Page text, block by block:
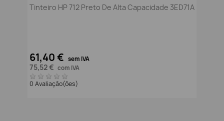
Tinteiro HP 712 Preto De Alta Capacidade 3ED71A
61,40 € sem IVA
75,52 € com IVA
0 Avaliação(ões)